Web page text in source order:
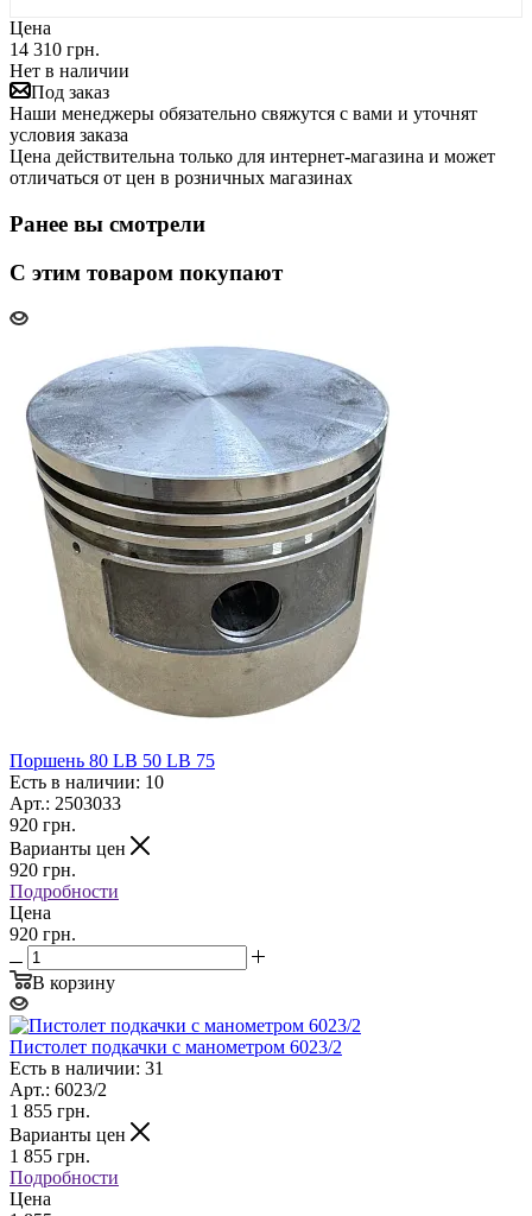
Цена
14 310 грн.
Нет в наличии
Под заказ
Наши менеджеры обязательно свяжутся с вами и уточнят
условия заказа
Цена действительна только для интернет-магазина и может
отличаться от цен в розничных магазинах
Ранее вы смотрели
С этим товаром покупают
Поршень 80 LB 50 LB 75
Есть в наличии: 10
Арт.: 2503033
920 грн.
Варианты цен
920 грн.
Подробности
Цена
920 грн.
В корзину
Пистолет подкачки с манометром 6023/2
Есть в наличии: 31
Арт.: 6023/2
1 855 грн.
Варианты цен
1 855 грн.
Подробности
Цена